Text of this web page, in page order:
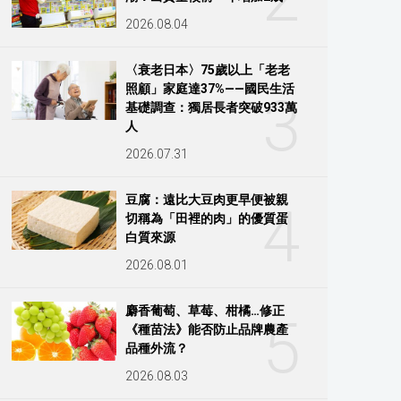
2026.08.04
3
〈衰老日本〉75歲以上「老老
照顧」家庭達37%——國民生活
基礎調查：獨居長者突破933萬
人
2026.07.31
4
豆腐：遠比大豆肉更早便被親
切稱為「田裡的肉」的優質蛋
白質來源
2026.08.01
5
麝香葡萄、草莓、柑橘…修正
《種苗法》能否防止品牌農產
品種外流？
2026.08.03